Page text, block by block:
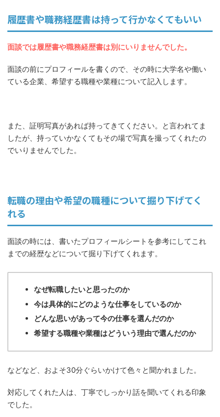
履歴書や職務経歴書は持って行かなくてもいい
面談では履歴書や職務経歴書は別にいりませんでした。
面談の前にプロフィールを書くので、その時に大学名や働い
ている企業、希望する職種や業種について記入します。
また、証明写真があれば持ってきてください。と言われてま
したが、持っていかなくてもその場で写真を撮ってくれたの
でいりませんでした。
転職の理由や希望の職種について掘り下げてく
れる
面談の時には、書いたプロフィールシートを参考にしてこれ
までの経歴などについて掘り下げてくれます。
なぜ転職したいと思ったのか
今は具体的にどのような仕事をしているのか
どんな思いがあって今の仕事を選んだのか
希望する職種や業種はどういう理由で選んだのか
などなど、およそ30分ぐらいかけて色々と聞かれました。
対応してくれた人は、丁寧でしっかり話を聞いてくれる印象
でした。